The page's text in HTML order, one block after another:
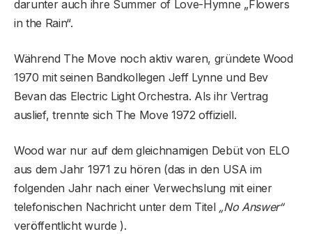
darunter auch ihre Summer of Love-Hymne „Flowers
in the Rain“.
Während The Move noch aktiv waren, gründete Wood
1970 mit seinen Bandkollegen Jeff Lynne und Bev
Bevan das Electric Light Orchestra. Als ihr Vertrag
auslief, trennte sich The Move 1972 offiziell.
Wood war nur auf dem gleichnamigen Debüt von ELO
aus dem Jahr 1971 zu hören (das in den USA im
folgenden Jahr nach einer Verwechslung mit einer
telefonischen Nachricht unter dem Titel „No Answer“
veröffentlicht wurde ).